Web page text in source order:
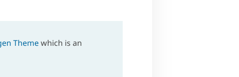
Themewhich is an